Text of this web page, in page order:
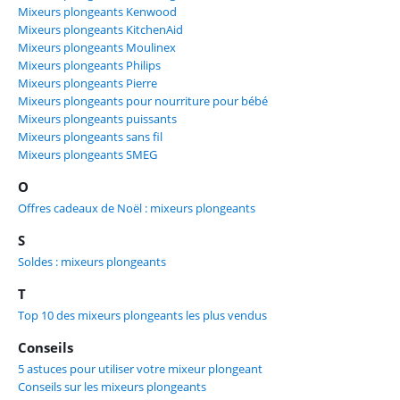
Mixeurs plongeants Kenwood
Mixeurs plongeants KitchenAid
Mixeurs plongeants Moulinex
Mixeurs plongeants Philips
Mixeurs plongeants Pierre
Mixeurs plongeants pour nourriture pour bébé
Mixeurs plongeants puissants
Mixeurs plongeants sans fil
Mixeurs plongeants SMEG
O
Offres cadeaux de Noël : mixeurs plongeants
S
Soldes : mixeurs plongeants
T
Top 10 des mixeurs plongeants les plus vendus
Conseils
5 astuces pour utiliser votre mixeur plongeant
Conseils sur les mixeurs plongeants